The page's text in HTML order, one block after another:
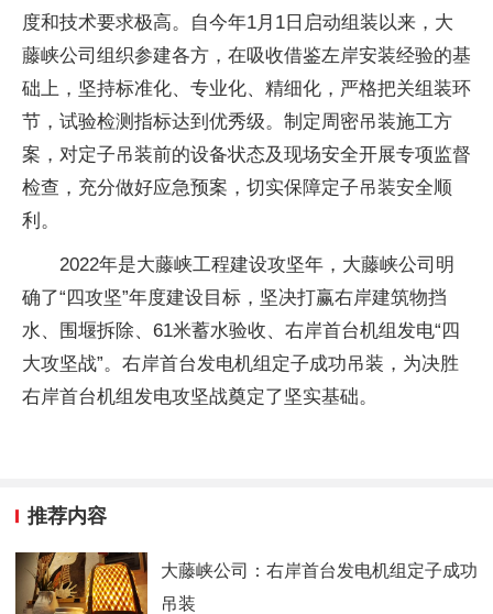
度和技术要求极高。自今年1月1日启动组装以来，大
藤峡公司组织参建各方，在吸收借鉴左岸安装经验的基
础上，坚持标准化、专业化、精细化，严格把关组装环
节，试验检测指标达到优秀级。制定周密吊装施工方
案，对定子吊装前的设备状态及现场安全开展专项监督
检查，充分做好应急预案，切实保障定子吊装安全顺
利。
2022年是大藤峡工程建设攻坚年，大藤峡公司明
确了“四攻坚”年度建设目标，坚决打赢右岸建筑物挡
水、围堰拆除、61米蓄水验收、右岸首台机组发电“四
大攻坚战”。右岸首台发电机组定子成功吊装，为决胜
右岸首台机组发电攻坚战奠定了坚实基础。
推荐内容
大藤峡公司：右岸首台发电机组定子成功
吊装